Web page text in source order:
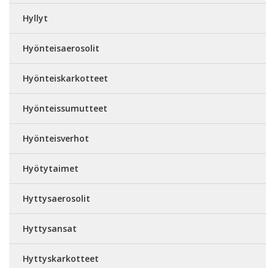
Hyllyt
Hyönteisaerosolit
Hyönteiskarkotteet
Hyönteissumutteet
Hyönteisverhot
Hyötytaimet
Hyttysaerosolit
Hyttysansat
Hyttyskarkotteet